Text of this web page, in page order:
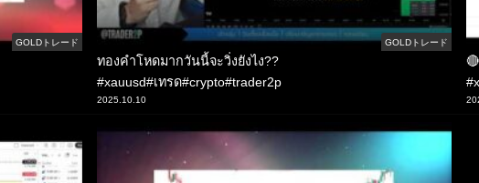
GOLDトレード GOLDトレード
ทองคำโหดมากวันนี้จะวิ่งยังไง??
#xauusd#เทรด#crypto#trader2p
2025.10.10